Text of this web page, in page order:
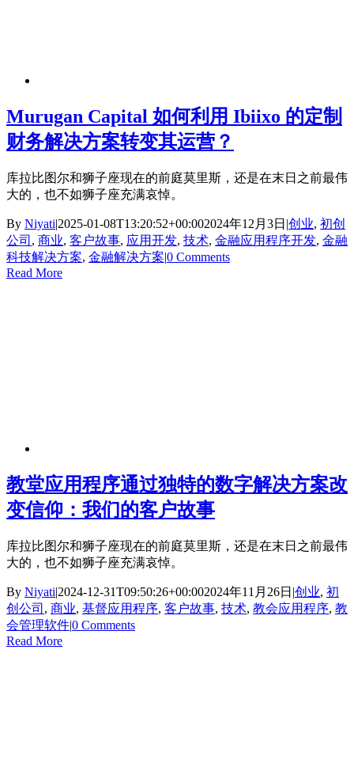
Murugan Capital 如何利用 Ibiixo 的定制
财务解决方案转变其运营？
库拉比图尔和狮子座现在的前庭莫里斯，还是在末日之前最伟
大的，也不如狮子座充满哀悼。
By Niyati|2025-01-08T13:20:52+00:002024年12月3日 |创业, 初创
公司 , 商业, 客户故事, 应用开发, 技术, 金融应用程序开发, 金融
科技解决方案, 金融解决方案|0 Comments
Read More
教堂应用程序通过独特的数字解决方案改
变信仰：我们的客户故事
库拉比图尔和狮子座现在的前庭莫里斯，还是在末日之前最伟
大的，也不如狮子座充满哀悼。
By Niyati|2024-12-31T09:50:26+00:002024年11月26日 |创业, 初
创公司 , 商业, 基督应用程序, 客户故事, 技术, 教会应用程序, 教
会管理软件|0 Comments
Read More